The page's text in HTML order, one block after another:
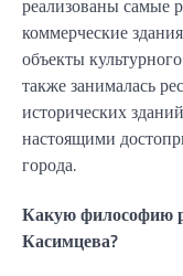
коммерческие
объекты
также занималась
исторических
настоящими
города.
Какую философию
Касимцева?